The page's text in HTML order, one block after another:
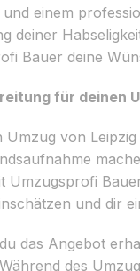
einem
deiner
Bauer deine
für deinen
Umzug von
Umzugsprofi
und dir
das Angebot
des